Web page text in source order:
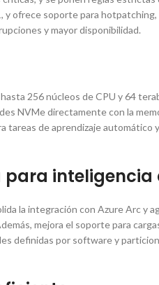
ofrece soporte para
y mayor disponibilidad.
256 núcleos de CPU y 64
NVMe directamente con la
de aprendizaje automático
para
la integración con Azure Arc y
mejora el soporte para
definidas por software y